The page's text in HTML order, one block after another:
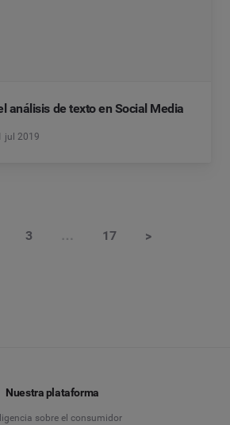
análisis de texto en Social Media
jul 2019
3 … 17 >
Nuestra plataforma
sobre el consumidor